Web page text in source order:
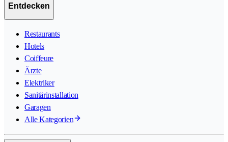
Entdecken
Restaurants
Hotels
Coiffeure
Ärzte
Elektriker
Sanitärinstallation
Garagen
Alle Kategorien